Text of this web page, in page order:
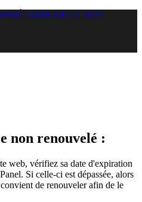
DE CE SITE
non renouvelé :
web, vérifiez sa date d'expiration
Si celle-ci est dépassée, alors
de renouveler afin de le